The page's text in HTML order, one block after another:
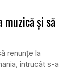
muzică şi să
renunţe la
întrucât s-a